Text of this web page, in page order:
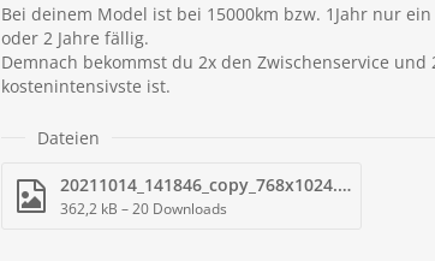
Bei deinem Model ist bei 15000km bzw. 1Jahr nur
oder 2 Jahre fällig.
Demnach bekommst du 2x den Zwischenservice
kostenintensivste ist.
Dateien
20211014_141846_copy_768x1024.jpg
362,2 kB – 20 Downloads